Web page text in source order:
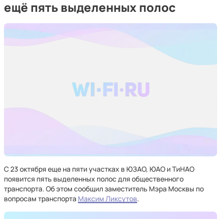
ещё пять выделенных полос
С 23 октября еще на пяти участках в ЮЗАО, ЮАО и ТиНАО
появится пять выделенных полос для общественного
транспорта. Об этом сообщил заместитель Мэра Москвы по
вопросам транспорта Максим Ликсутов.